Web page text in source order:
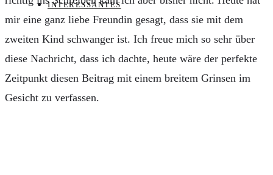
INTERESSANTES
mir eine ganz liebe Freundin gesagt, dass sie mit dem
zweiten Kind schwanger ist. Ich freue mich so sehr über
diese Nachricht, dass ich dachte, heute wäre der perfekte
Zeitpunkt diesen Beitrag mit einem breitem Grinsen im
Gesicht zu verfassen.